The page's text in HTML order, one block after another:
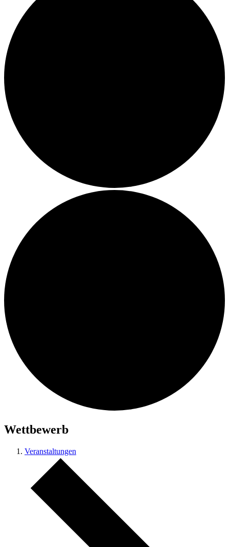
Wettbewerb
Veranstaltungen